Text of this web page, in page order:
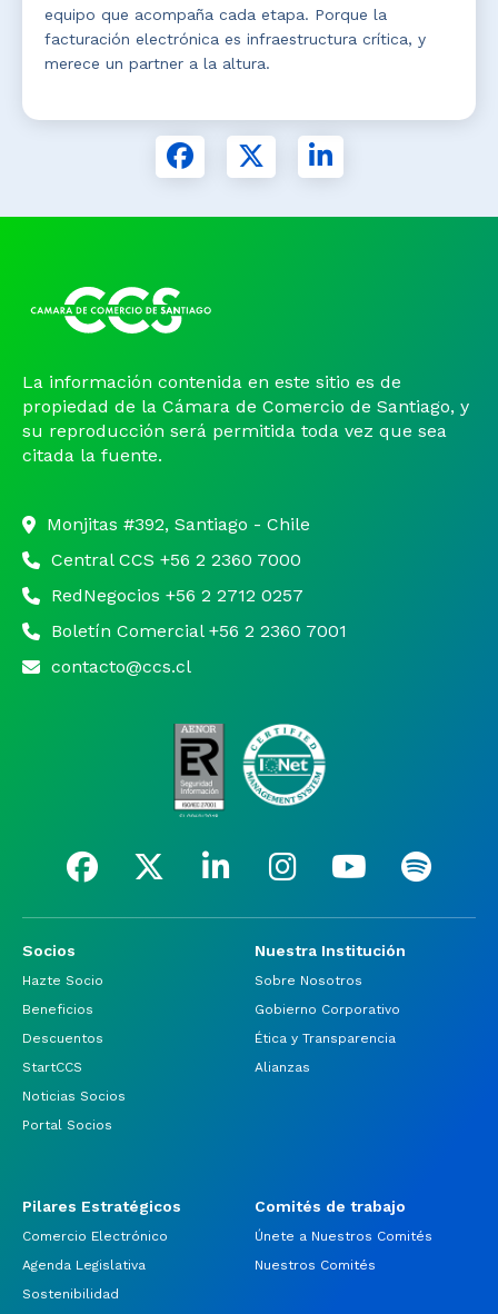
equipo que acompaña cada etapa. Porque la
facturación electrónica es infraestructura crítica, y
merece un partner a la altura.
La información contenida en este sitio es de
propiedad de la Cámara de Comercio de Santiago, y
su reproducción será permitida toda vez que sea
citada la fuente.
Monjitas #392, Santiago - Chile
Central CCS +56 2 2360 7000
RedNegocios +56 2 2712 0257
Boletín Comercial +56 2 2360 7001
contacto@ccs.cl
Socios
Hazte Socio
Beneficios
Descuentos
StartCCS
Noticias Socios
Portal Socios
Nuestra Institución
Sobre Nosotros
Gobierno Corporativo
Ética y Transparencia
Alianzas
Pilares Estratégicos
Comercio Electrónico
Agenda Legislativa
Sostenibilidad
Comités de trabajo
Únete a Nuestros Comités
Nuestros Comités